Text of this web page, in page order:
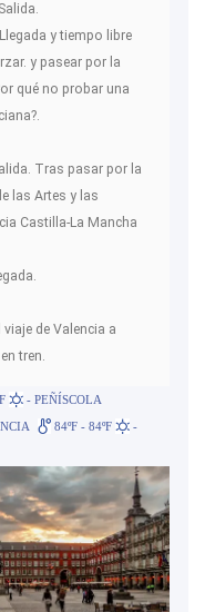
Llegada y tiempo libre
y pasear por la
qué no probar una
Tras pasar por la
las Artes y las
Castilla-La Mancha
de Valencia a
tren.
- PEÑÍSCOLA
84ºF - 84ºF
-